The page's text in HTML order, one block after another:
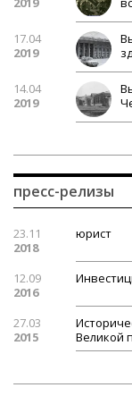
17.04
2019
14.04
2019
пресс-релизы
23.11
2018
юрист
12.09
2016
27.03
2015
Великой